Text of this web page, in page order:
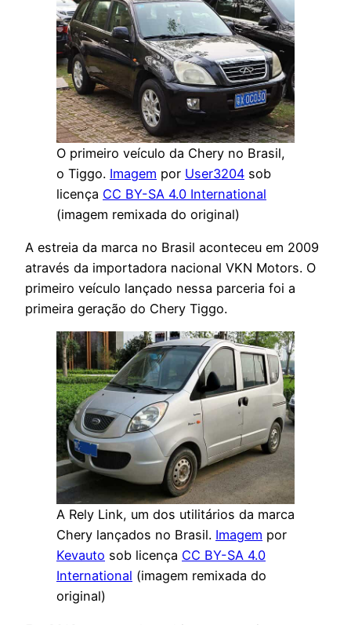
O primeiro veículo da Chery no Brasil,
o Tiggo. Imagem por User3204 sob
licença CC BY-SA 4.0 International
(imagem remixada do original)
A estreia da marca no Brasil aconteceu em 2009
através da importadora nacional VKN Motors. O
primeiro veículo lançado nessa parceria foi a
primeira geração do Chery Tiggo.
A Rely Link, um dos utilitários da marca
Chery lançados no Brasil. Imagem por
Kevauto sob licença CC BY-SA 4.0
International (imagem remixada do
original)